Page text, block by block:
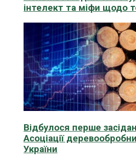
інтелект та міфи щодо
Відбулося перше
Асоціації
України